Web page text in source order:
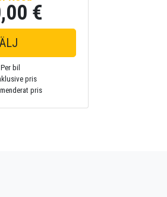
€
Per bil
pris
pris